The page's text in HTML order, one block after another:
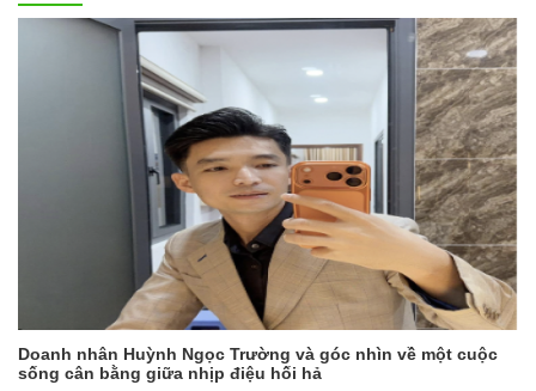
Doanh nhân Huỳnh Ngọc Trường và góc nhìn về một cuộc
sống cân bằng giữa nhịp điệu hối hả